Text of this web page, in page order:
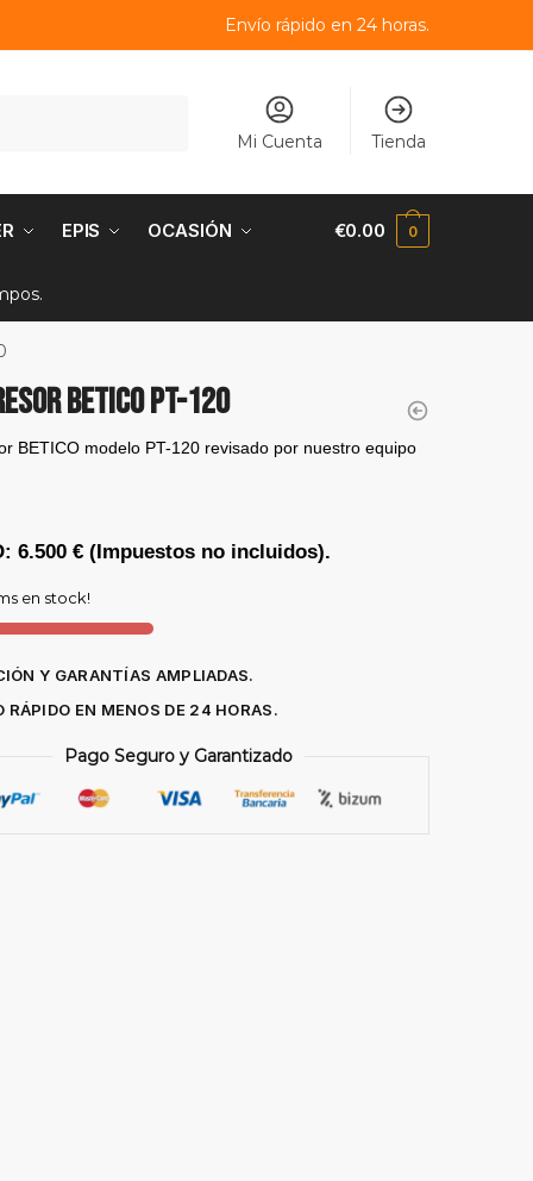
Envío rápido en 24 horas.
Mi Cuenta Tienda
EPIS OCASIÓN €0.00 0
BETICO PT-120
BETICO modelo PT-120 revisado por nuestro equipo
6.500 € (Impuestos no incluidos).
en stock!
Y GARANTÍAS AMPLIADAS.
RÁPIDO EN MENOS DE 24 HORAS.
Pago Seguro y Garantizado